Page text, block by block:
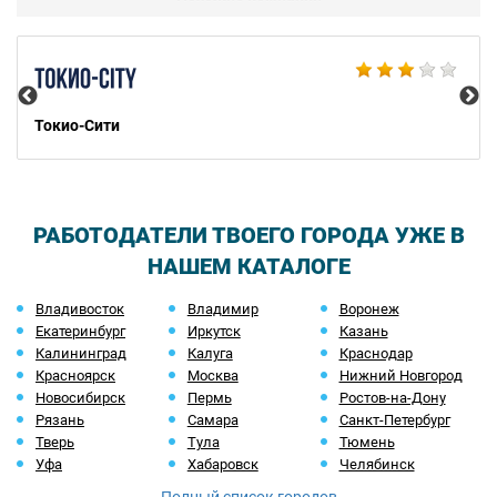
вашу собственную контору совком (если он у вас уже есть, то
Токио-Сити
РАБОТОДАТЕЛИ ТВОЕГО ГОРОДА УЖЕ В
НАШЕМ КАТАЛОГЕ
Владивосток Владимир
Воронеж
Екатеринбург
Иркутск
Казань
Калининград
Калуга
Краснодар
Красноярск
Москва
Нижний Новгород
Новосибирск
Пермь
Ростов-на-Дону
Рязань
Самара
Санкт-Петербург
Тверь
Тула
Тюмень
Уфа
Хабаровск Челябинск